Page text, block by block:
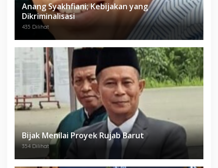
Anang Syakhfiani; Kebijakan yang
Dikriminalisasi
435 Dilihat
Bijak Menilai Proyek Rujab Barut
354 Dilihat